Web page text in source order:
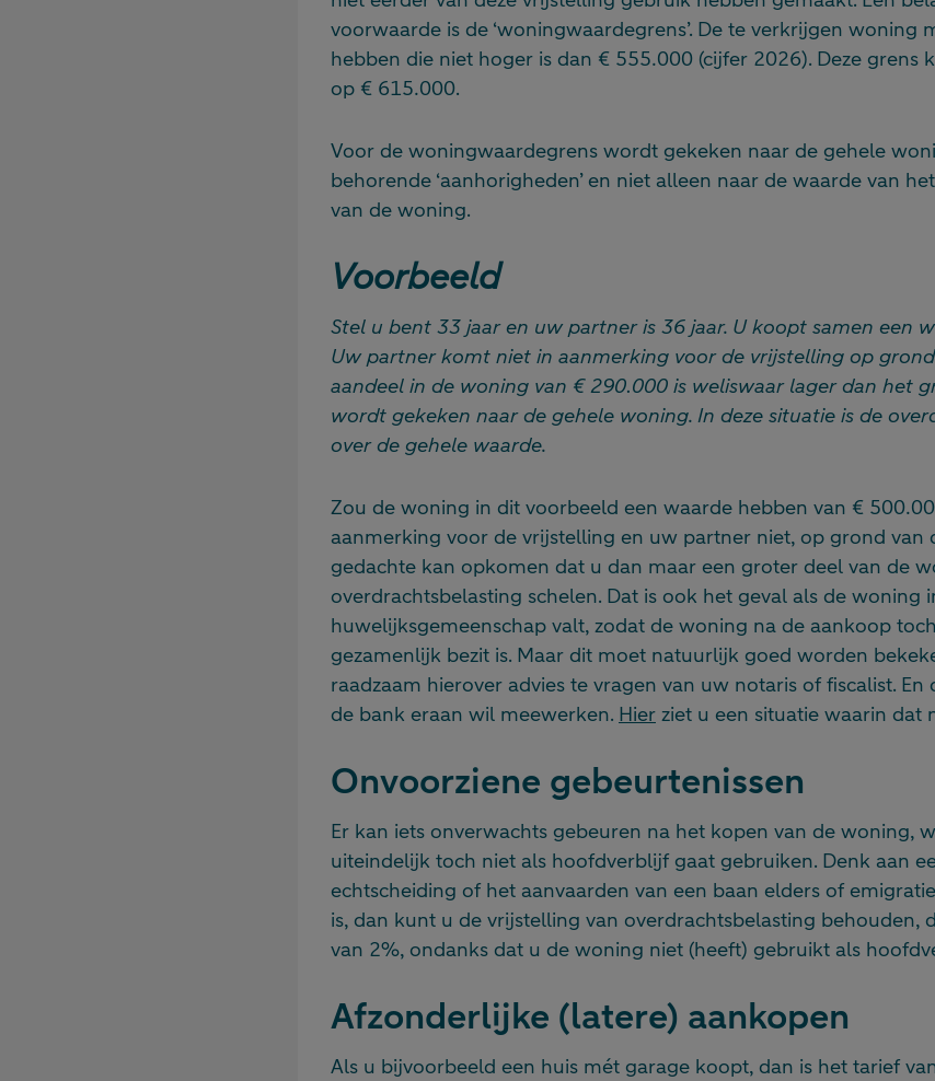
voorwaarde is de ‘woningwaardegrens’. De te verkrijgen woning
hebben die niet hoger is dan € 555.000 (cijfer 2026). Deze grens
op € 615.000.
Voor de woningwaardegrens wordt gekeken naar de gehele
behorende ‘aanhorigheden’ en niet alleen naar de waarde van
van de woning.
Voorbeeld
Stel u bent 33 jaar en uw partner is 36 jaar. U koopt samen een
Uw partner komt niet in aanmerking voor de vrijstelling op
aandeel in de woning van € 290.000 is weliswaar lager dan het
wordt gekeken naar de gehele woning. In deze situatie is de
over de gehele waarde.
Zou de woning in dit voorbeeld een waarde hebben van €
aanmerking voor de vrijstelling en uw partner niet, op grond van
gedachte kan opkomen dat u dan maar een groter deel van de
overdrachtsbelasting schelen. Dat is ook het geval als de woning
huwelijksgemeenschap valt, zodat de woning na de aankoop
gezamenlijk bezit is. Maar dit moet natuurlijk goed worden
raadzaam hierover advies te vragen van uw notaris of fiscalist. En
de bank eraan wil meewerken. Hier ziet u een situatie waarin dat
Onvoorziene gebeurtenissen
Er kan iets onverwachts gebeuren na het kopen van de woning,
uiteindelijk toch niet als hoofdverblijf gaat gebruiken. Denk aan
echtscheiding of het aanvaarden van een baan elders of
is, dan kunt u de vrijstelling van overdrachtsbelasting behouden,
van 2%, ondanks dat u de woning niet (heeft) gebruikt als
Afzonderlijke (latere) aankopen
Als u bijvoorbeeld een huis mét garage koopt, dan is het tarief